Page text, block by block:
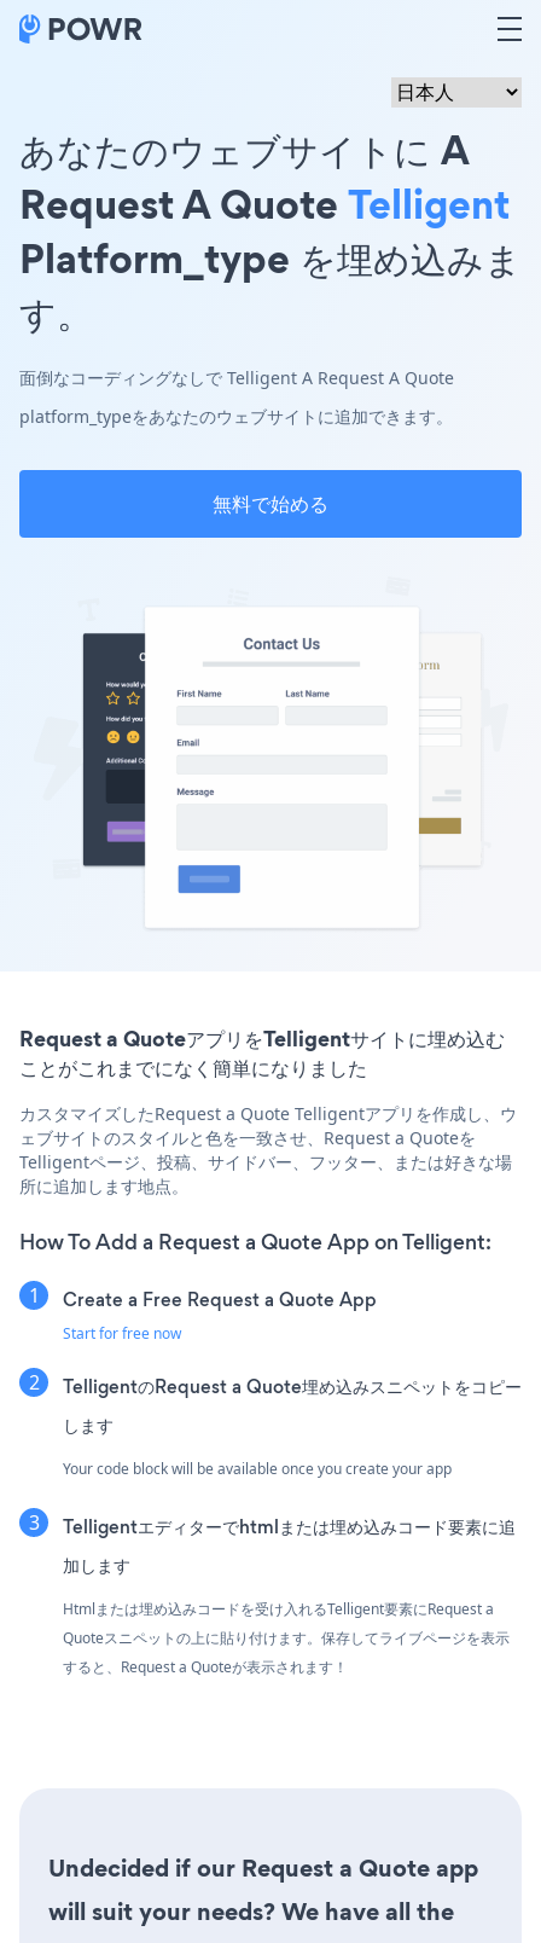
あなたのウェブサイトに A
Request A QuoteTelligent
Platform_type を埋め込みま
す。
面倒なコーディングなしで Telligent A Request A Quote
platform_typeをあなたのウェブサイトに追加できます。
無料で始める
Request a QuoteアプリをTelligentサイトに埋め込む
ことがこれまでになく簡単になりました
カスタマイズしたRequest a Quote Telligentアプリを作成し、ウ
ェブサイトのスタイルと色を一致させ、Request a Quoteを
Telligentページ、投稿、サイドバー、フッター、または好きな場
所に追加します地点。
How To Add a Request a Quote App on Telligent:
Create a Free Request a Quote App
Start for free now
TelligentのRequest a Quote埋め込みスニペットをコピー
します
Your code block will be available once you create your app
Telligentエディターでhtmlまたは埋め込みコード要素に追
加します
Htmlまたは埋め込みコードを受け入れるTelligent要素にRequest a
Quoteスニペットの上に貼り付けます。保存してライブページを表示
すると、Request a Quoteが表示されます！
Undecided if our Request a Quote app
will suit your needs? We have all the